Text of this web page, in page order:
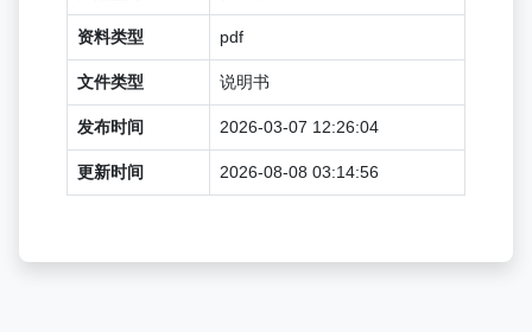
资料类型 pdf
文件类型 说明书
发布时间 2026-03-07 12:26:04
更新时间 2026-08-08 03:14:56